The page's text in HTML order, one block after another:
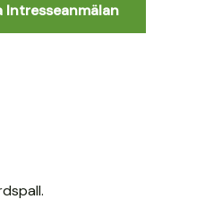
Intresseanmälan